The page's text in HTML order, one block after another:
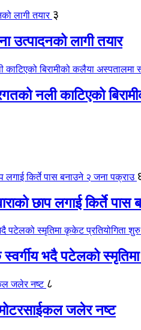
३
उत्पादनको लागी तयार
नली काटिएको
छाप लगाई किर्ते
स्वर्गीय भदै पटेलको
८
जलेर नष्ट